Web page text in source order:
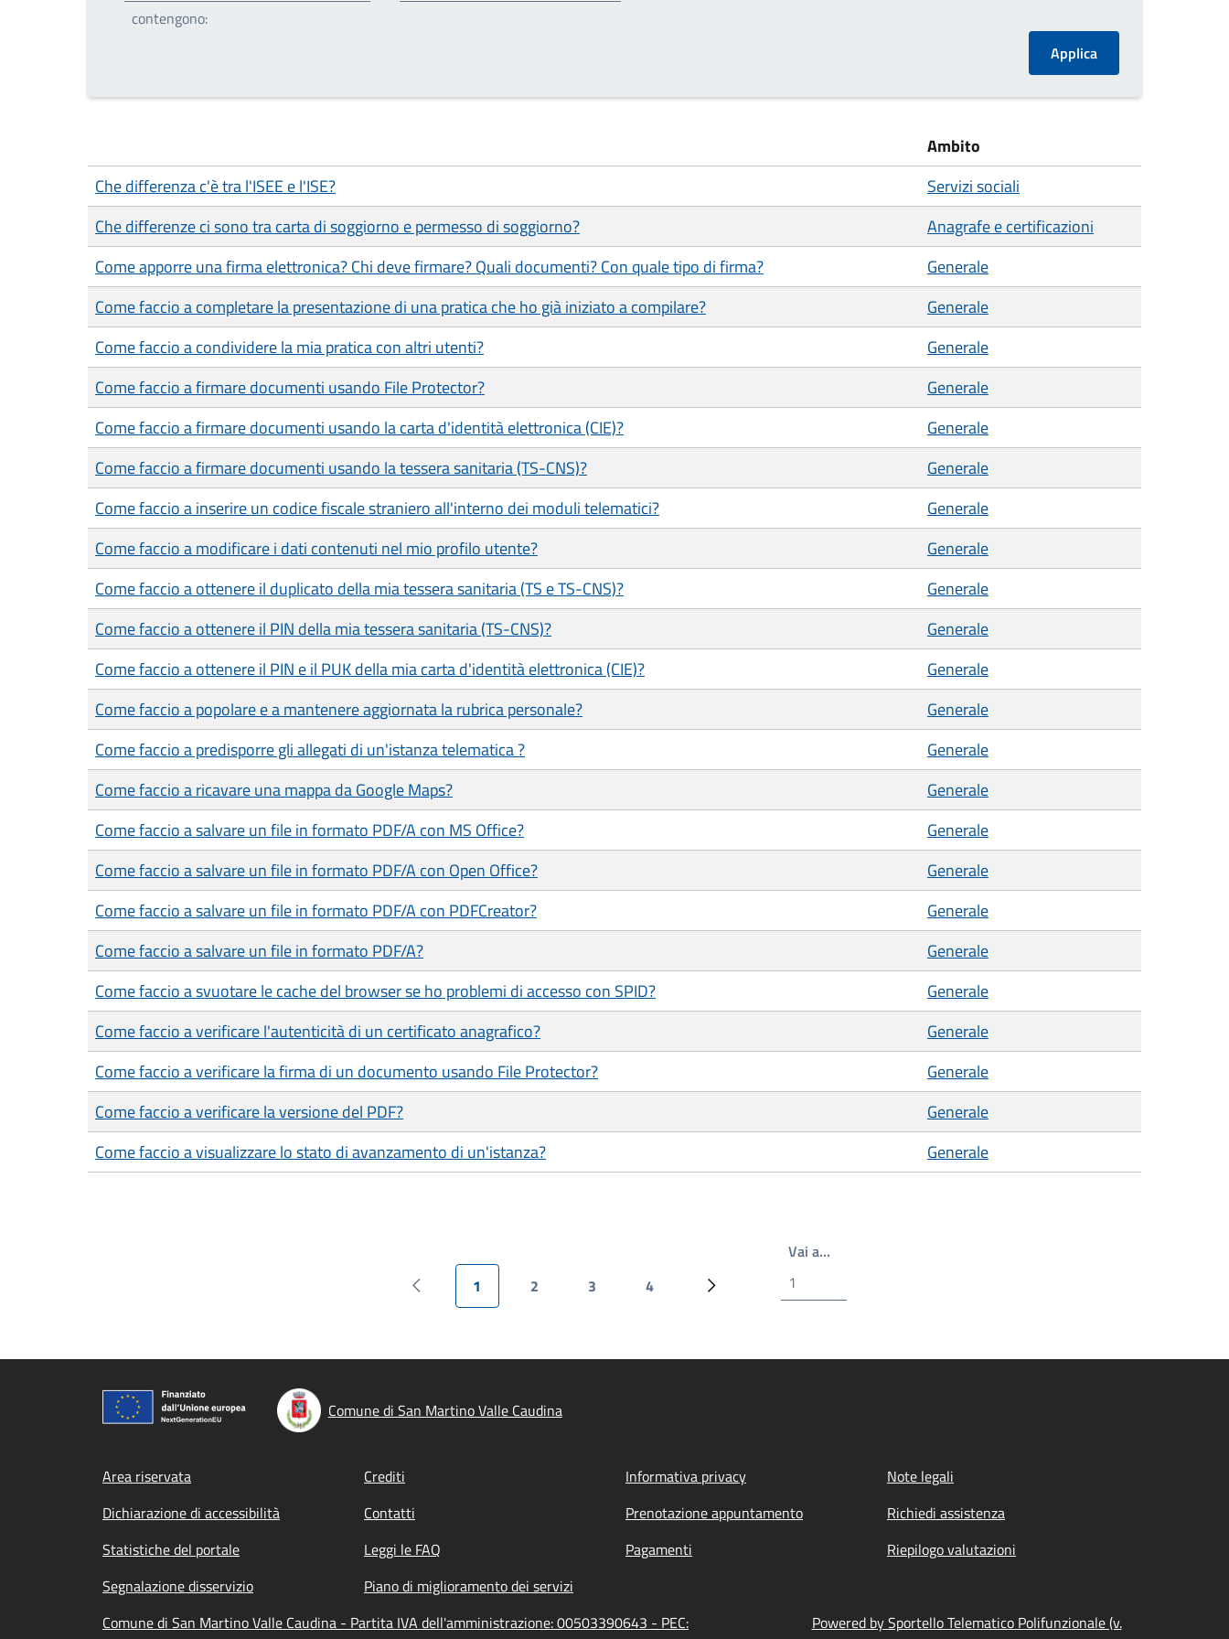
contengono:
Ambito
Che differenza c'è tra l'ISEE e l'ISE?
Servizi sociali
Che differenze ci sono tra carta di soggiorno e permesso di soggiorno?
Anagrafe e certificazioni
Come apporre una firma elettronica? Chi deve firmare? Quali documenti? Con quale tipo di firma?
Generale
Come faccio a completare la presentazione di una pratica che ho già iniziato a compilare?
Generale
Come faccio a condividere la mia pratica con altri utenti?
Generale
Come faccio a firmare documenti usando File Protector?
Generale
Come faccio a firmare documenti usando la carta d'identità elettronica (CIE)?
Generale
Come faccio a firmare documenti usando la tessera sanitaria (TS-CNS)?
Generale
Come faccio a inserire un codice fiscale straniero all'interno dei moduli telematici?
Generale
Come faccio a modificare i dati contenuti nel mio profilo utente?
Generale
Come faccio a ottenere il duplicato della mia tessera sanitaria (TS e TS-CNS)?
Generale
Come faccio a ottenere il PIN della mia tessera sanitaria (TS-CNS)?
Generale
Come faccio a ottenere il PIN e il PUK della mia carta d'identità elettronica (CIE)?
Generale
Come faccio a popolare e a mantenere aggiornata la rubrica personale?
Generale
Come faccio a predisporre gli allegati di un'istanza telematica ?
Generale
Come faccio a ricavare una mappa da Google Maps?
Generale
Come faccio a salvare un file in formato PDF/A con MS Office?
Generale
Come faccio a salvare un file in formato PDF/A con Open Office?
Generale
Come faccio a salvare un file in formato PDF/A con PDFCreator?
Generale
Come faccio a salvare un file in formato PDF/A?
Generale
Come faccio a svuotare le cache del browser se ho problemi di accesso con SPID?
Generale
Come faccio a verificare l'autenticità di un certificato anagrafico?
Generale
Come faccio a verificare la firma di un documento usando File Protector?
Generale
Come faccio a verificare la versione del PDF?
Generale
Come faccio a visualizzare lo stato di avanzamento di un'istanza?
Generale
Pagina precedente
Pagina attuale
1
Pagina
2
Pagina
3
Pagina
4
Pagina successiva
Vai a…Scrivi il numero della pagina a cui andare
Comune di San Martino Valle Caudina
Footer menu
Area riservata Crediti Informativa privacy
Note legali
Dichiarazione di accessibilità
Contatti Prenotazione appuntamento
Richiedi assistenza
Statistiche del portale
Leggi le FAQ Pagamenti
Riepilogo valutazioni
Segnalazione disservizio
Piano di miglioramento dei servizi
Comune di San Martino Valle Caudina - Partita IVA dell'amministrazione: 00503390643 - PEC:
Powered by Sportello Telematico Polifunzionale (v.